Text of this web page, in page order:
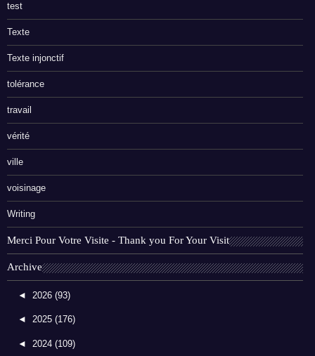
test
Texte
Texte injonctif
tolérance
travail
vérité
ville
voisinage
Writing
Merci Pour Votre Visite - Thank you For Your Visit
Archive
◄ 2026 (93)
◄ 2025 (176)
◄ 2024 (109)